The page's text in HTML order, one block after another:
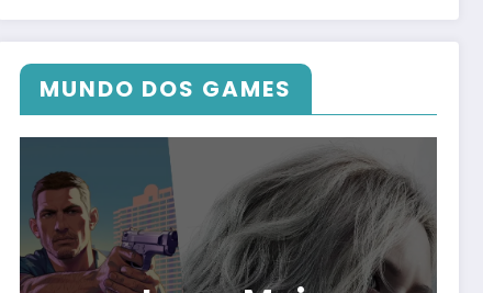
MUNDO DOS GAMES